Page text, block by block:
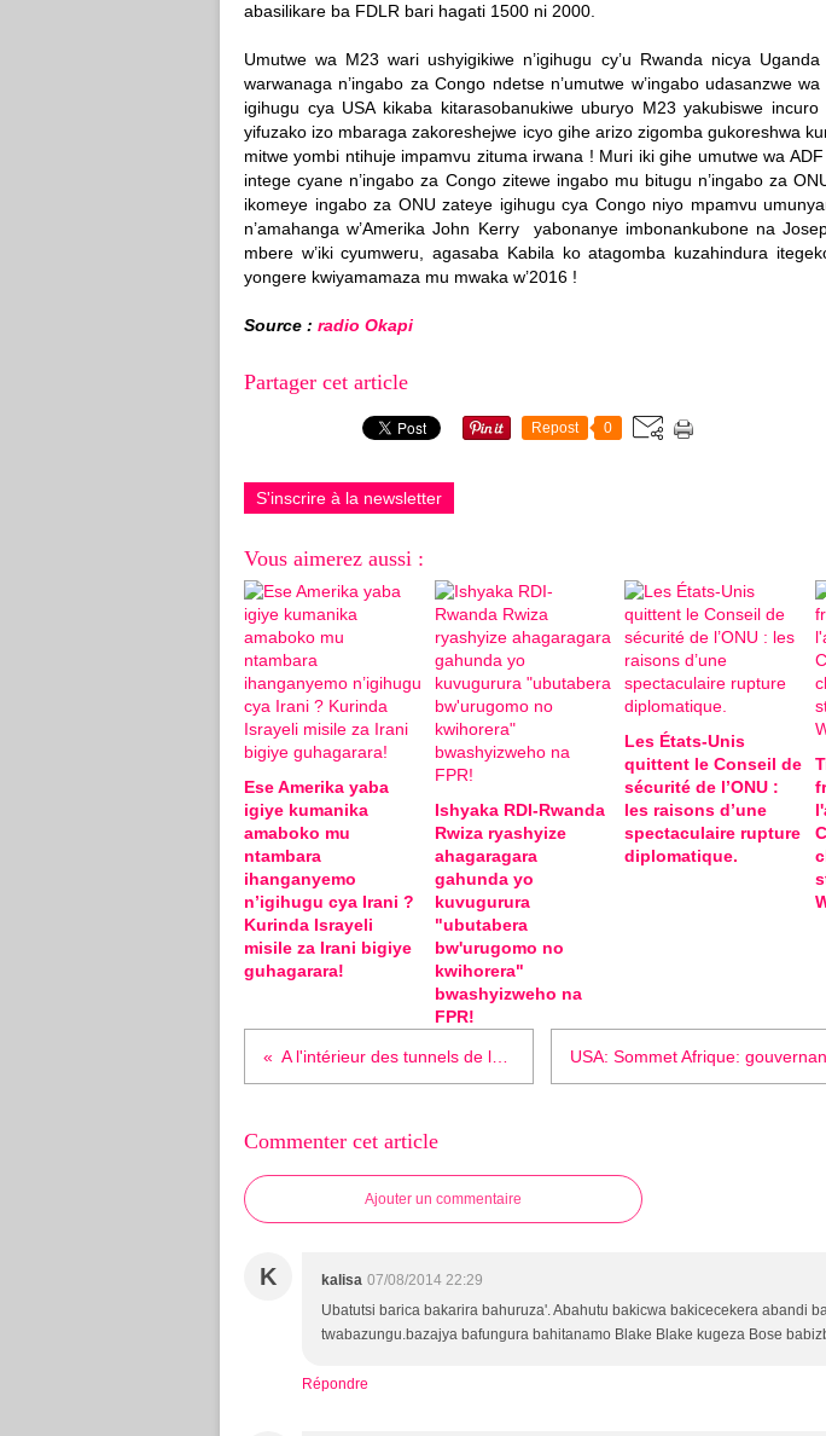
abasilikare ba FDLR bari hagati 1500 ni 2000.
Umutwe wa M23 wari ushyigikiwe n’igihugu cy’u Rwanda nicya
warwanaga n’ingabo za Congo ndetse n’umutwe w’ingabo udasanzwe
igihugu cya USA kikaba kitarasobanukiwe uburyo M23 yakubiswe
yifuzako izo mbaraga zakoreshejwe icyo gihe arizo zigomba gukoreshwa
mitwe yombi ntihuje impamvu zituma irwana ! Muri iki gihe umutwe wa
intege cyane n’ingabo za Congo zitewe ingabo mu bitugu n’ingabo za
ikomeye ingabo za ONU zateye igihugu cya Congo niyo mpamvu
n’amahanga w’Amerika John Kerry yabonanye imbonankubone na
mbere w’iki cyumweru, agasaba Kabila ko atagomba kuzahindura
yongere kwiyamamaza mu mwaka w’2016 !
Source : radio Okapi
Partager cet article
Repost 0
S'inscrire à la newsletter
Vous aimerez aussi :
Ese Amerika yaba
igiye kumanika
amaboko mu
ntambara
ihanganyemo
n’igihugu cya Irani ?
Kurinda Israyeli
misile za Irani bigiye
guhagarara!
Ishyaka RDI-Rwanda
Rwiza ryashyize
ahagaragara
gahunda yo
kuvugurura
"ubutabera
bw'urugomo no
kwihorera"
bwashyizweho na
FPR!
Les États-Unis
quittent le Conseil de
sécurité de l’ONU :
les raisons d’une
spectaculaire rupture
diplomatique.
Commenter cet article
Ajouter un commentaire
K kalisa 07/08/2014 22:29
Ubatutsi barica bakarira bahuruza'. Abahutu bakicwa bakicecekera abandi
twabazungu.bazajya bafungura bahitanamo Blake Blake kugeza Bose
Répondre